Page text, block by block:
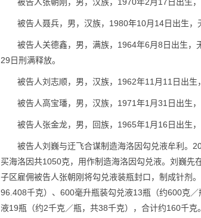
被告人聂兵，男，汉族，1980年10月14日出生，
被告人关德鑫，男，满族，1964年6月8日出生
29日刑满释放。
被告人刘志顺，男，汉族，1962年11月11日出生
被告人高宝璠，男，汉族，1971年1月31日出生，
被告人张金龙，男，回族，1965年1月16日出生，
被告人刘巍与迂飞合谋制造海洛因勾兑液牟利。
买海洛因共1050克，用作制造海洛因勾兑液。刘巍
子区雇佣被告人张朝刚将勾兑液装瓶封口，制成针剂
96.408千克）、600毫升瓶装勾兑液13瓶（约600克
液19瓶（约2千克／瓶，共38千克），合计约160千